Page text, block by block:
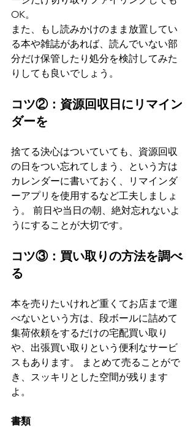
OK。
また、もし読みかけのまま放置してい
る本や雑誌があれば、読んでいない部
分だけ保管したり処分を検討してみた
りしても良いでしょう。
コツ②：資源回収日にリマイン
ダーを
捨てる決心はついていても、資源回収
の日をつい忘れてしまう、という方は
カレンダーに書いておく、リマインダ
ーアプリを使用するなど工夫しましょ
う。 前日や当日の朝、絶対忘れないよ
うにすることが大切です。
コツ③：買い取りの方法を調べ
る
本を売りたいけれど重くてお店まで運
べないという方は、段ボールに詰めて
集荷依頼をするだけの宅配買い取り
や、出張買い取りという便利なサービ
スもあります。 まとめて売ることがで
き、スッキリとした空間が残ります
よ。
書類